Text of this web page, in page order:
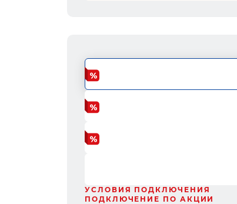
УСЛОВИЯ ПОДКЛЮЧЕНИЯ
ПОДКЛЮЧЕНИЕ ПО АКЦИИ